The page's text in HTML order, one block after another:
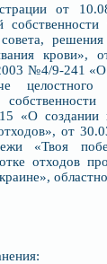
от
совета,
№4/9-241
«О создании
от
«Твоя
отходов